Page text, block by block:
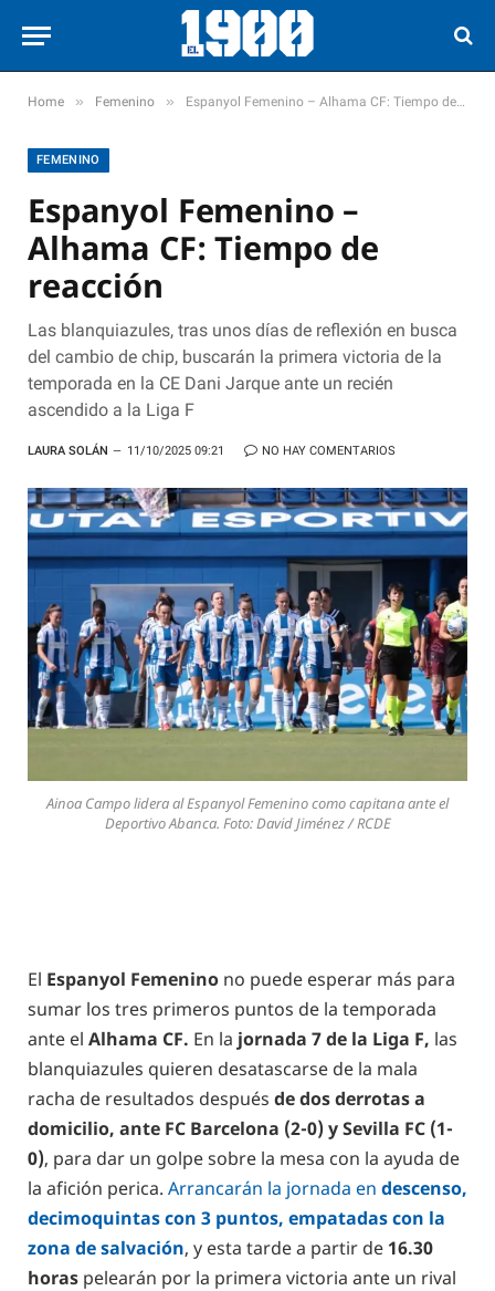
Home » Femenino » Espanyol Femenino – Alhama CF: Tiempo de reacción
FEMENINO
Espanyol Femenino –
Alhama CF: Tiempo de
reacción
Las blanquiazules, tras unos días de reflexión en busca
del cambio de chip, buscarán la primera victoria de la
temporada en la CE Dani Jarque ante un recién
ascendido a la Liga F
LAURA SOLÁN 11/10/2025 09:21 NO HAY COMENTARIOS
Ainoa Campo lidera al Espanyol Femenino como capitana ante el
Deportivo Abanca. Foto: David Jiménez / RCDE
El Espanyol Femenino no puede esperar más para
sumar los tres primeros puntos de la temporada
ante el Alhama CF. En la jornada 7 de la Liga F, las
blanquiazules quieren desatascarse de la mala
racha de resultados después de dos derrotas a
domicilio, ante FC Barcelona (2-0) y Sevilla FC (1-
0), para dar un golpe sobre la mesa con la ayuda de
la afición perica. Arrancarán la jornada en descenso,
decimoquintas con 3 puntos, empatadas con la
zona de salvación, y esta tarde a partir de 16.30
horas pelearán por la primera victoria ante un rival